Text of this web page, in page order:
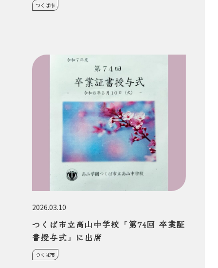
つくば市
2026.03.10
つくば市立高山中学校「第74回 卒業証
書授与式」に出席
つくば市